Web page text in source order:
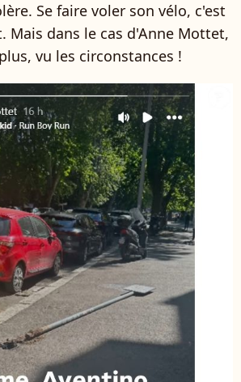
Se faire voler son vélo, c'est
Mais dans le cas d'Anne Mottet,
vu les circonstances !